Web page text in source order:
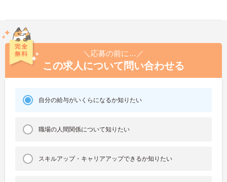
＼応募の前に…／
この求人について問い合わせる
自分の給与がいくらになるか知りたい
職場の人間関係について知りたい
スキルアップ・キャリアアップできるか知りたい